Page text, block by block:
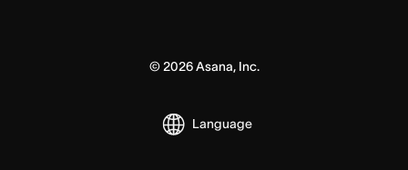
© 2026Asana, Inc.
Language